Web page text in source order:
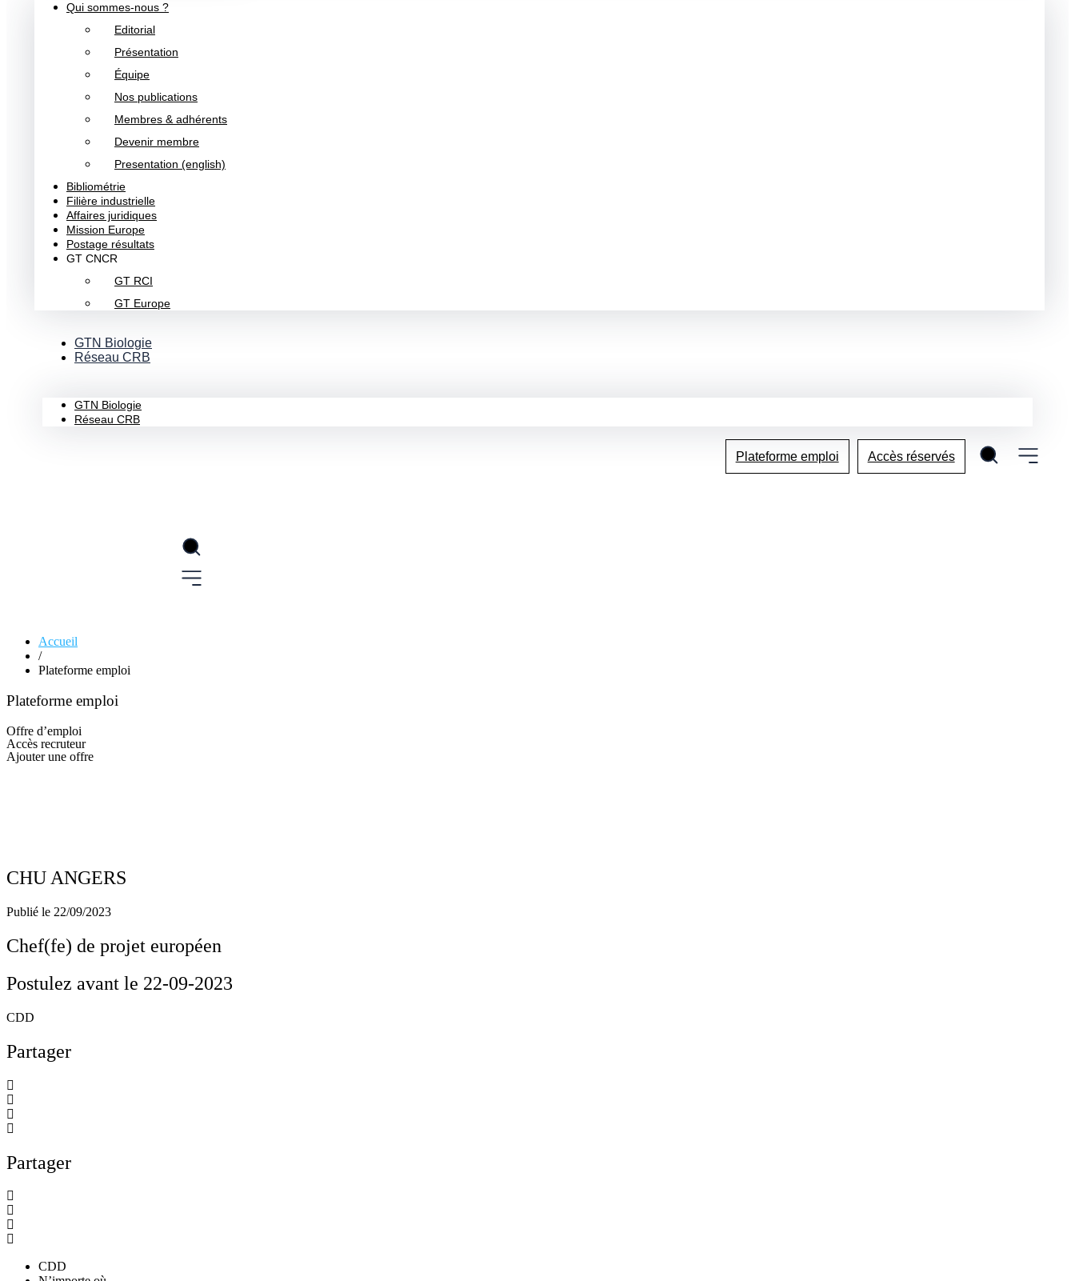
Qui sommes-nous ?
Editorial
Présentation
Équipe
Nos publications
Membres & adhérents
Devenir membre
Presentation (english)
Bibliométrie
Filière industrielle
Affaires juridiques
Mission Europe
Postage résultats
GT CNCR
GT RCI
GT Europe
GTN Biologie
Réseau CRB
GTN Biologie
Réseau CRB
Plateforme emploi Accès réservés
Accueil
/
Plateforme emploi
Plateforme emploi
Offre d’emploi
Accès recruteur
Ajouter une offre
CHU ANGERS
Publié le 22/09/2023
Chef(fe) de projet européen
Postulez avant le 22-09-2023
CDD
Partager
Partager
CDD